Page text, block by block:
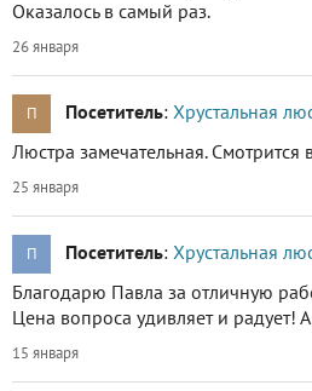
Оказалось в самый раз.
26 января
П Посетитель: Хрустальная
Люстра замечательная.
25 января
П Посетитель: Хрустальная
Благодарю Павла за отличную
Цена вопроса удивляет и радует!
15 января